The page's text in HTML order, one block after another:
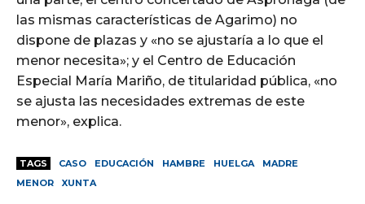
las mismas características de Agarimo) no
dispone de plazas y «no se ajustaría a lo que el
menor necesita»; y el Centro de Educación
Especial María Mariño, de titularidad pública, «no
se ajusta las necesidades extremas de este
menor», explica.
TAGS CASO EDUCACIÓN HAMBRE HUELGA
MADRE
MENOR
XUNTA